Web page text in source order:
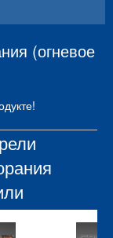
(огневое